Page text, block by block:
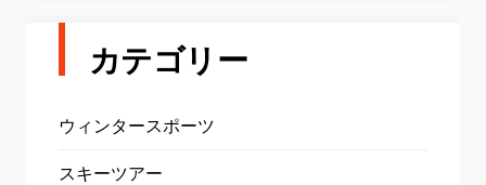
カテゴリー
ウィンタースポーツ
スキーツアー